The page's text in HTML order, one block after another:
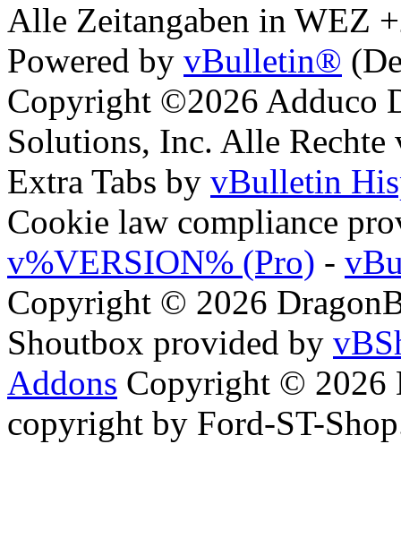
Alle Zeitangaben in WEZ
Powered by vBulletin®
Copyright ©2026 Adduco
Solutions, Inc. Alle Rechte
Extra Tabs by vBulletin
Cookie law compliance
v%VERSION% (Pro) -
Copyright © 2026
Shoutbox provided by
Addons Copyright © 2026
copyright by Ford-ST-